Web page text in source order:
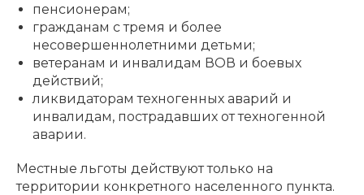
пенсионерам;
гражданам с тремя и более
несовершеннолетними детьми;
ветеранам и инвалидам ВОВ и боевых
действий;
ликвидаторам техногенных аварий и
инвалидам, пострадавших от техногенной
аварии.
Местные льготы действуют только на
территории конкретного населенного пункта.